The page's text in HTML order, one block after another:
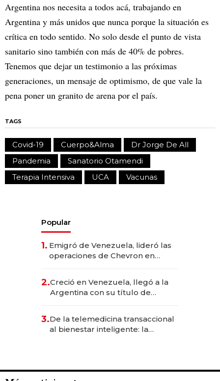
Argentina nos necesita a todos acá, trabajando en
Argentina y más unidos que nunca porque la situación es
crítica en todo sentido. No solo desde el punto de vista
sanitario sino también con más de 40% de pobres.
Tenemos que dejar un testimonio a las próximas
generaciones, un mensaje de optimismo, de que vale la
pena poner un granito de arena por el país.
TAGS
Covid-19 Cuerpo&Alma
Dr Jorge De All
Pandemia
Sanatorio Otamendi
Terapia Intensiva
UCA Vacunas
Popular
1. Emigró de Venezuela, lideró las
operaciones de Chevron en
2.Creció en Venezuela, llegó a la
Argentina con su título de
las marcas "fast premium"
3.De la telemedicina transaccional
al bienestar inteligente: la